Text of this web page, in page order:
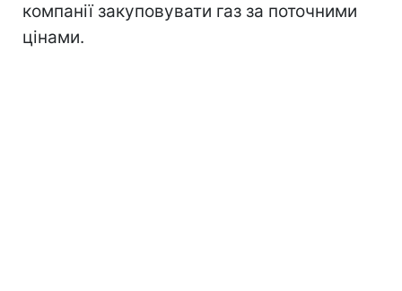
компанії закуповувати газ за поточними
цінами.